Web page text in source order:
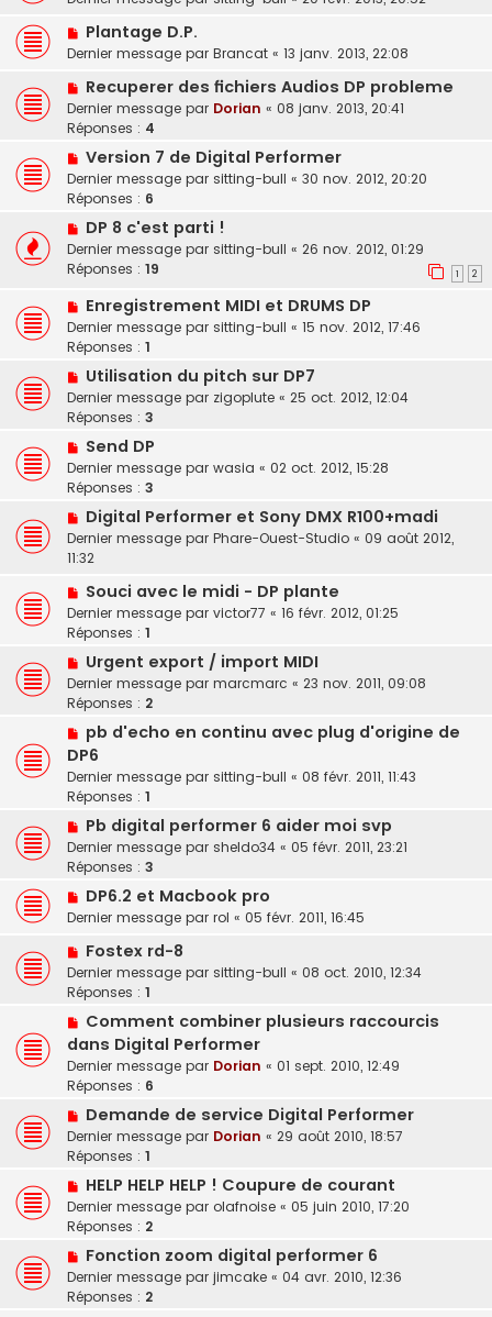
Plantage D.P.
Dernier message par Brancat « 13 janv. 2013, 22:08
Recuperer des fichiers Audios DP probleme
Dernier message par Dorian « 08 janv. 2013, 20:41
Réponses : 4
Version 7 de Digital Performer
Dernier message par sitting-bull « 30 nov. 2012, 20:20
Réponses : 6
DP 8 c'est parti !
Dernier message par sitting-bull « 26 nov. 2012, 01:29
Réponses : 19 1 2
Enregistrement MIDI et DRUMS DP
Dernier message par sitting-bull « 15 nov. 2012, 17:46
Réponses : 1
Utilisation du pitch sur DP7
Dernier message par zigoplute « 25 oct. 2012, 12:04
Réponses : 3
Send DP
Dernier message par wasia « 02 oct. 2012, 15:28
Réponses : 3
Digital Performer et Sony DMX R100+madi
Dernier message par Phare-Ouest-Studio « 09 août 2012,
11:32
Souci avec le midi - DP plante
Dernier message par victor77 « 16 févr. 2012, 01:25
Réponses : 1
Urgent export / import MIDI
Dernier message par marcmarc « 23 nov. 2011, 09:08
Réponses : 2
pb d'echo en continu avec plug d'origine de
DP6
Dernier message par sitting-bull « 08 févr. 2011, 11:43
Réponses : 1
Pb digital performer 6 aider moi svp
Dernier message par sheldo34 « 05 févr. 2011, 23:21
Réponses : 3
DP6.2 et Macbook pro
Dernier message par rol « 05 févr. 2011, 16:45
Fostex rd-8
Dernier message par sitting-bull « 08 oct. 2010, 12:34
Réponses : 1
Comment combiner plusieurs raccourcis
dans Digital Performer
Dernier message par Dorian « 01 sept. 2010, 12:49
Réponses : 6
Demande de service Digital Performer
Dernier message par Dorian « 29 août 2010, 18:57
Réponses : 1
HELP HELP HELP ! Coupure de courant
Dernier message par olafnoise « 05 juin 2010, 17:20
Réponses : 2
Fonction zoom digital performer 6
Dernier message par jimcake « 04 avr. 2010, 12:36
Réponses : 2